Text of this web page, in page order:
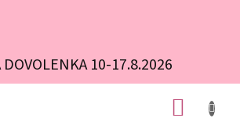
DOVOLENKA 10-17.8.2026